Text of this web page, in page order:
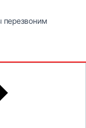
перезвоним